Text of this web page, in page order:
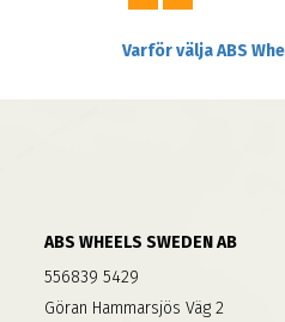
Varför välja ABS
ABS WHEELS SWEDEN AB
556839 5429
Göran Hammarsjös Väg 2